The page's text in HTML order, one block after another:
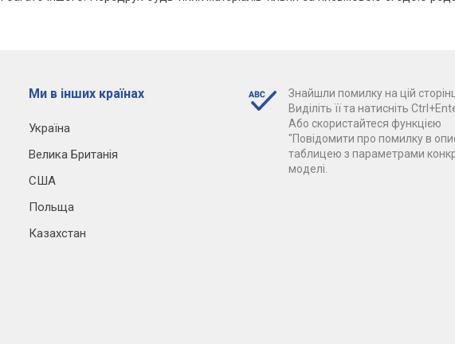
Ми в інших країнах
Україна
Велика Британія
США
Польща
Казахстан
Знайшли помилку на цій
Виділіть її та натисніть
Або скористайтеся функцією
"Повідомити про помилку в
таблицею з параметрами
моделі.